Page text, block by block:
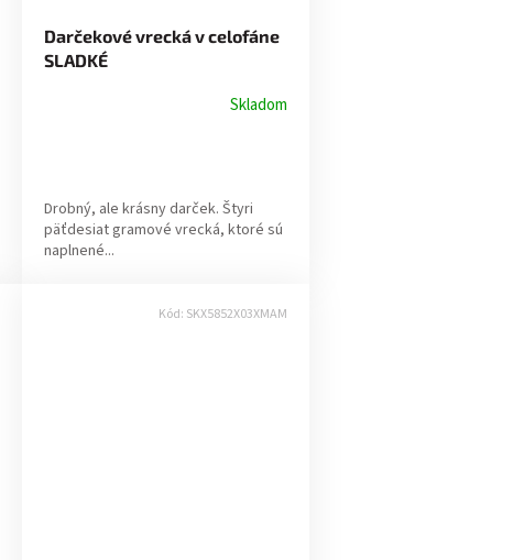
Darčekové vrecká v celofáne
SLADKÉ
Skladom
Drobný, ale krásny darček. Štyri
päťdesiat gramové vrecká, ktoré sú
naplnené...
Kód: SKX5852X03XMAM